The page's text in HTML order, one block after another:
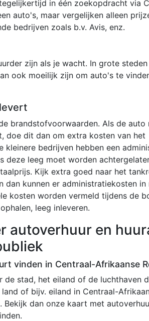
in één zoekopdracht via
auto's, maar vergelijken alleen
bedrijven zoals b.v. Avis, enz.
zijn als je wacht. In grote
ook moeilijk zijn om auto's te
brandstofvoorwaarden. Als de
doe dit dan om extra kosten van het
bedrijven hebben een
deze leeg moet worden
Kijk extra goed naar het
kunnen er administratiekosten in
kosten worden vermeld tijdens de
leeg inleveren.
autoverhuur en
vinden in Centraal-Afrikaanse
de stad, het eiland of de luchthaven
of bijv. eiland in Centraal-
dan onze kaart met